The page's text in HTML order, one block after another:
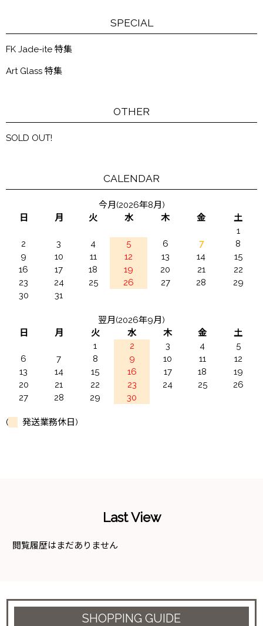
SPECIAL
FK Jade-ite 特集
Art Glass 特集
OTHER
SOLD OUT!
CALENDAR
今月(2026年8月)
日
月 火 水 木 金
土
1
2
3 4 5 6 7
8
9
10 11 12 13 14
15
16
17 18 19 20 21
22
23
24 25 26 27 28
29
30
31
翌月(2026年9月)
日
月 火 水 木 金
土
1
2 3 4
5
6
7 8 9 10 11
12
13
14 15 16 17 18
19
20
21 22 23 24 25
26
27
28 29 30
( 発送業務休日)
Last View
閲覧履歴はまだありません
SHOPPING GUIDE